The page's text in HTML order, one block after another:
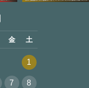
金 土
1
7 8